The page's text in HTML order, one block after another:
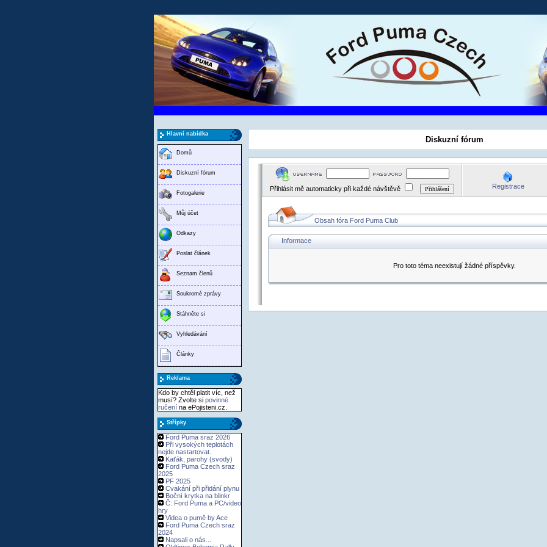
Hlavní nabídka
Domů
Diskuzní fórum
Fotogalerie
Můj účet
Odkazy
Poslat článek
Seznam členů
Soukromé zprávy
Stáhněte si
Vyhledávání
Články
Reklama
Kdo by chtěl platit víc, než
musí? Zvolte si povinné
ručení na ePojisteni.cz.
Střípky
Ford Puma sraz 2026
Při vysokých teplotách
nejde nastartovat.
Kaťák, parohy (svody)
Ford Puma Czech sraz
2025
PF 2025
Cvakání při přidání plynu
Boční krytka na blinkr
Č: Ford Puma a PC/video
hry
Videa o pumě by Ace
Ford Puma Czech sraz
2024
Napsali o nás...
Diskuzní fórum
Přihlásit mě automaticky při každé návštěvě Registrace
Obsah fóra Ford Puma Club
Informace
Pro toto téma neexistují žádné příspěvky.